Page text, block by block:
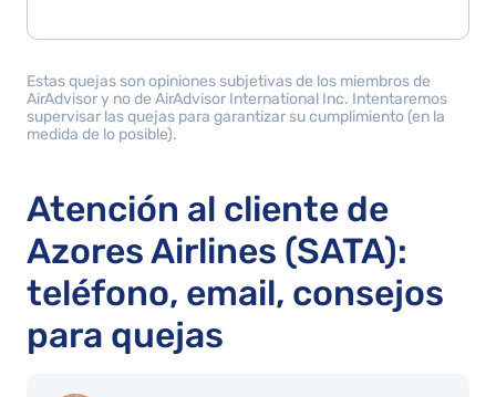
Estas quejas son opiniones subjetivas de los miembros de
AirAdvisor y no de AirAdvisor International Inc. Intentaremos
supervisar las quejas para garantizar su cumplimiento (en la
medida de lo posible).
Atención al cliente de
Azores Airlines (SATA):
teléfono, email, consejos
para quejas